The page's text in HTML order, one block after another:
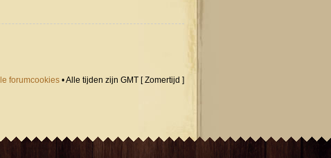
forumcookies • Alle tijden zijn GMT [ Zomertijd ]